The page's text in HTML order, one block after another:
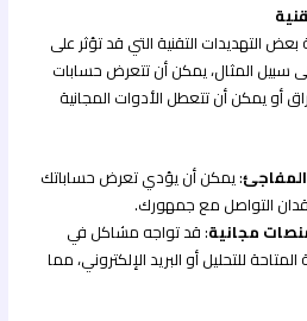
التهديدات التقنية التي قد تؤثر على
سبيل المثال، يمكن أن تتعرض حسابات
أو يمكن أن تتعطل الأدوات المجانية
المفاجئ: يمكن أن يؤدي تعرض حساباتك
التواصل مع جمهورك.
مجانية: قد تواجه مشاكل في
للتحليل أو البريد الإلكتروني، مما